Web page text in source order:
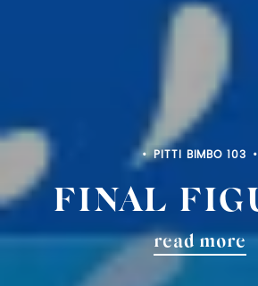
PITTI FILATI 99
FINAL
read more